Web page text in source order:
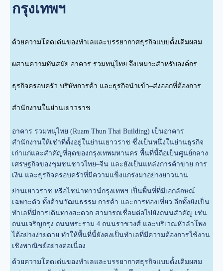
กรุงเทพฯ
ด้วยความโดดเด่นของทำเลและบรรยากาศธุรกิจแบบดั้งเดิมผสม
ผสานความทันสมัย อาคาร รวมทนุไทย จึงเหมาะสำหรับองค์กร
ธุรกิจครอบครัว บริษัทการค้า และธุรกิจนำเข้า–ส่งออกที่ต้องการ
สำนักงานในย่านเยาวราช
อาคาร รวมทนุไทย (Ruam Thun Thai Building) เป็นอาคาร
สำนักงานให้เช่าที่ตั้งอยู่ในย่านเยาวราช ซึ่งเป็นหนึ่งในย่านธุรกิจ
เก่าแก่และสำคัญที่สุดของกรุงเทพมหานคร พื้นที่นี้ถือเป็นศูนย์กลาง
เศรษฐกิจของชุมชนชาวไทย–จีน และยังเป็นแหล่งการค้าขาย การ
เงิน และธุรกิจครอบครัวที่มีความแข็งแกร่งมาอย่างยาวนาน
ย่านเยาวราช หรือไชน่าทาวน์กรุงเทพฯ เป็นพื้นที่ที่มีเอกลักษณ์
เฉพาะตัว ทั้งด้านวัฒนธรรม การค้า และการท่องเที่ยว อีกทั้งยังเป็น
ทำเลที่มีการเดินทางสะดวก สามารถเชื่อมต่อไปยังถนนสำคัญ เช่น
ถนนเจริญกรุง ถนนพระราม 4 ถนนราชวงศ์ และบริเวณหัวลำโพง
ได้อย่างง่ายดาย ทำให้พื้นที่นี้ยังคงเป็นทำเลที่มีความต้องการใช้งาน
เชิงพาณิชย์อย่างต่อเนื่อง
ด้วยความโดดเด่นของทำเลและบรรยากาศธุรกิจแบบดั้งเดิมผสม